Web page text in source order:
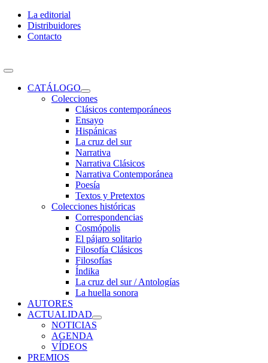
Skip
content
La editorial
Distribuidores
Contacto
Toggle
NavigationCATÁLOGO
Colecciones
Clásicos contemporáneos
Ensayo
Hispánicas
La cruz del sur
Narrativa
Narrativa Clásicos
Narrativa Contemporánea
Poesía
Textos y Pretextos
Colecciones históricas
Correspondencias
Cosmópolis
El pájaro solitario
Filosofía Clásicos
Filosofías
Índika
La cruz del sur / Antologías
La huella sonora
AUTORES
ACTUALIDAD
NOTICIAS
AGENDA
VÍDEOS
PREMIOS